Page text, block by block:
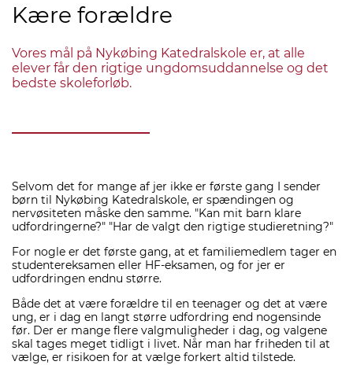
Kære forældre
Vores mål på Nykøbing Katedralskole er, at alle
elever får den rigtige ungdomsuddannelse og det
bedste skoleforløb.
Selvom det for mange af jer ikke er første gang I sender
børn til Nykøbing Katedralskole, er spændingen og
nervøsiteten måske den samme. "Kan mit barn klare
udfordringerne?" "Har de valgt den rigtige studieretning?"
For nogle er det første gang, at et familiemedlem tager en
studentereksamen eller HF-eksamen, og for jer er
udfordringen endnu større.
Både det at være forældre til en teenager og det at være
ung, er i dag en langt større udfordring end nogensinde
før. Der er mange flere valgmuligheder i dag, og valgene
skal tages meget tidligt i livet. Når man har friheden til at
vælge, er risikoen for at vælge forkert altid tilstede.